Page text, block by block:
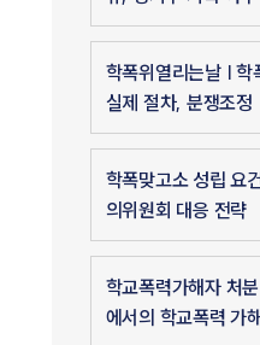
학폭위열리는날 | 학
실제 절차, 분쟁조정
학폭맞고소 성립 요
의위원회 대응 전략
학교폭력가해자 처
에서의 학교폭력 가